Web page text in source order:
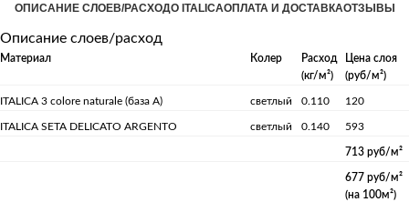
ОПИСАНИЕ СЛОЕВ/РАСХОДО ITALICAОПЛАТА И ДОСТАВКАОТЗЫВЫ
Описание слоев/расход
Материал Колер
Расход
(кг/м²)
Цена слоя
(руб/м²)
ITALICA 3 colore naturale (база А) светлый 0.110 120
ITALICA SETA DELICATO ARGENTO светлый 0.140 593
713 руб/м²
677 руб/м²
(на 100м²)